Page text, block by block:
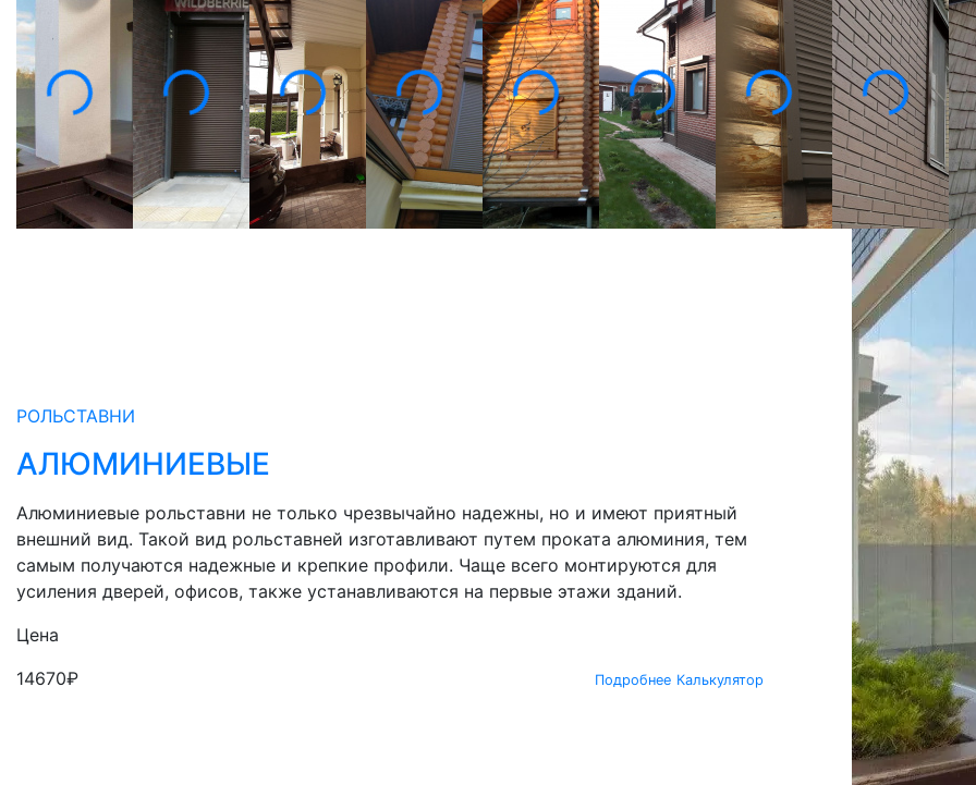
РОЛЬСТАВНИ
АЛЮМИНИЕВЫЕ
Алюминиевые рольставни не только чрезвычайно надежны, но и имеют приятный
внешний вид. Такой вид рольставней изготавливают путем проката алюминия, тем
самым получаются надежные и крепкие профили. Чаще всего монтируются для
усиления дверей, офисов, также устанавливаются на первые этажи зданий.
Цена
14670₽ Подробнее Калькулятор